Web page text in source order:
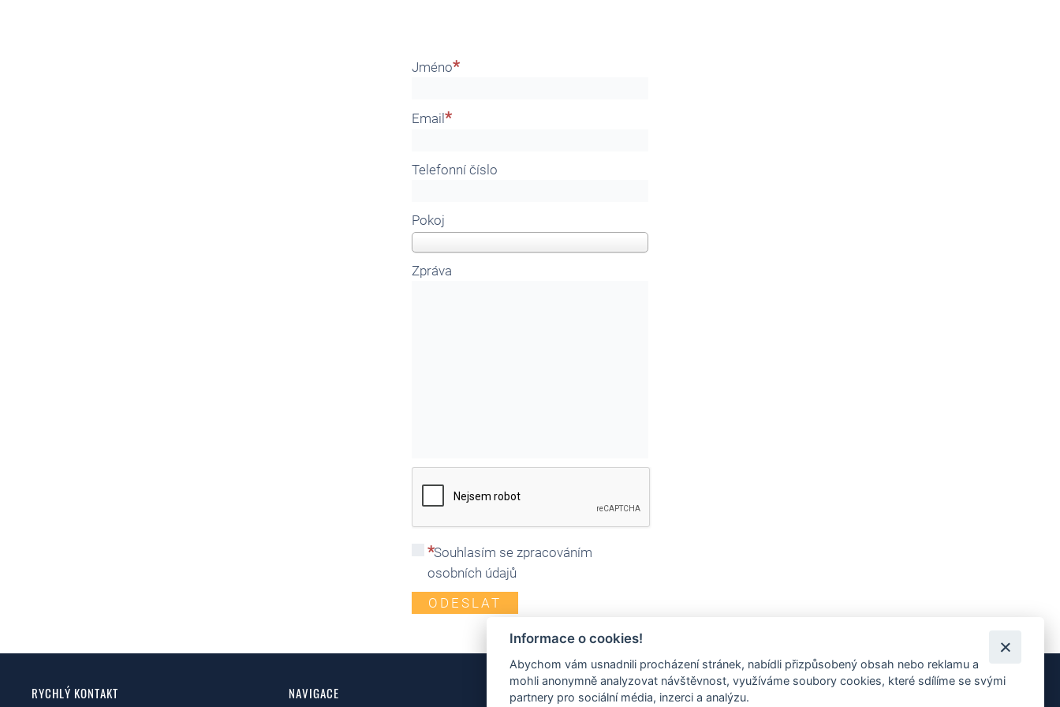
Jméno
Email
Telefonní číslo
Pokoj
Zpráva
Souhlasím se zpracováním
osobních údajů
ODESLAT
RYCHLÝ KONTAKT NAVIGACE NAŠE TIPY
Informace o cookies!
Abychom vám usnadnili procházení stránek, nabídli přizpůsobený obsah nebo reklamu a
mohli anonymně analyzovat návštěvnost, využíváme soubory cookies, které sdílíme se svými
partnery pro sociální média, inzerci a analýzu.